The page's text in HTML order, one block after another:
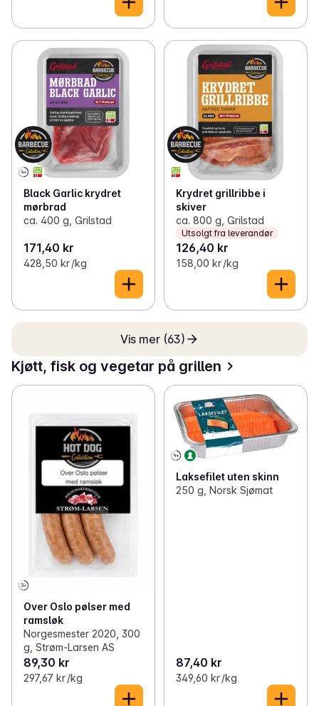
Black Garlic krydret
mørbrad
ca. 400 g, Grilstad
171,40 kr
428,50 kr /kg
Krydret grillribbe i
skiver
ca. 800 g, Grilstad
Utsolgt fra leverandør
126,40 kr
158,00 kr /kg
Vis mer (63)
Kjøtt, fisk og vegetar på grillen
Over Oslo pølser med
ramsløk
Norgesmester 2020, 300
g, Strøm-Larsen AS
89,30 kr
297,67 kr /kg
Laksefilet uten skinn
250 g, Norsk Sjømat
87,40 kr
349,60 kr /kg